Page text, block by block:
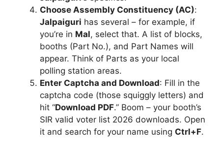
Choose Assembly Constituency (AC):
Jalpaiguri has several – for example, if
you’re in Mal, select that. A list of blocks,
booths (Part No.), and Part Names will
appear. Think of Parts as your local
polling station areas.
Enter Captcha and Download: Fill in the
captcha code (those squiggly letters) and
hit “Download PDF.” Boom – your booth’s
SIR valid voter list 2026 downloads. Open
it and search for your name using Ctrl+F.